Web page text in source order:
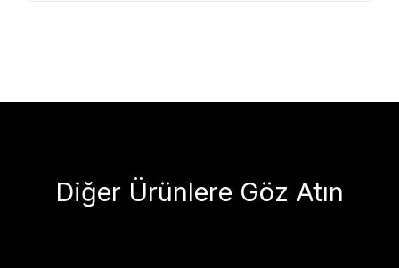
Diğer Ürünlere Göz Atın